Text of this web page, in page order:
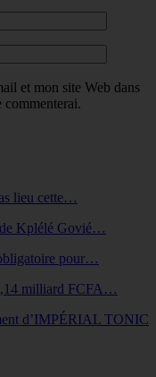
et mon site Web dans
commenterai.
lieu cette…
de Kplélé Govié…
pour…
milliard FCFA…
d’IMPÉRIAL TONIC